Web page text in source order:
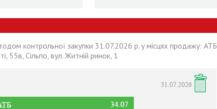
контрольної закупки 31.07.2026 р. у місцях продажу: АТБ,
55в, Сільпо, вул. Житній ринок, 1